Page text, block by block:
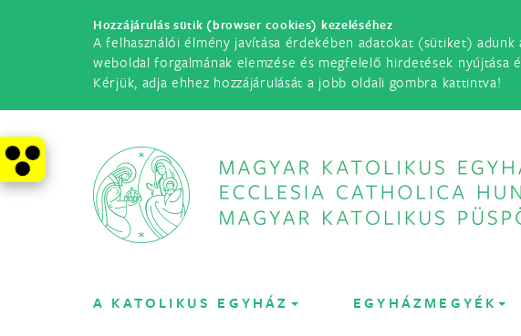
Hozzájárulás sütik (browser cookies) kezeléséhez
A felhasználói élmény javítása érdekében adatokat (sütiket)
weboldal forgalmának elemzése és megfelelő hirdetések nyújtása
Kérjük, adja ehhez hozzájárulását a jobb oldali gombra kattintva!
A KATOLIKUS EGYHÁZ EGYHÁZMEGYÉK